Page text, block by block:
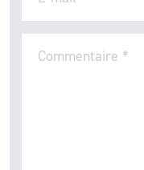
Commentaire *